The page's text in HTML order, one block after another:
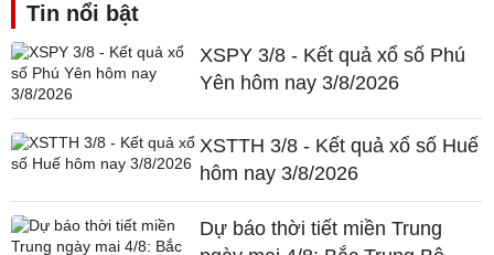
Tin nổi bật
XSPY 3/8 - Kết quả xổ số Phú
Yên hôm nay 3/8/2026
XSTTH 3/8 - Kết quả xổ số Huế
hôm nay 3/8/2026
Dự báo thời tiết miền Trung